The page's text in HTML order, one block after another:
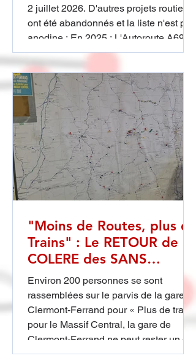
2 juillet 2026. D'autres projets routiers
ont été abandonnés et la liste n'est pas
anodine : En 2025 : L'Autoroute A69
(Castres-Toulouse) a connu un temps
d'arrêt majeur en mars 2025. Motif : Le
tribunal administratif de Toulouse a
annulé les autorisations
environnementales du projet. Cette
décision a été contestée et depuis les
travaux ont repris malgré de nombreux
recours juridiques et de nombreuses c
"Moins de Routes, plus de
Trains" : Le RETOUR de la
COLERE des SANS
TRAINS (30 mai 2026)
Environ 200 personnes se sont
rassemblées sur le parvis de la gare de
Clermont-Ferrand pour « Plus de trains
pour le Massif Central, la gare de
Clermont-Ferrand ne peut rester un cul
de sac ferroviaire ! ». Ce